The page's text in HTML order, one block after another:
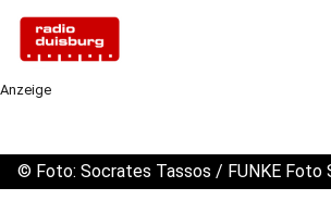
Anzeige
© Foto: Socrates Tassos / FUNKE Foto